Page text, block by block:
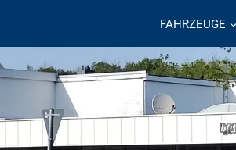
FAHRZEUGE